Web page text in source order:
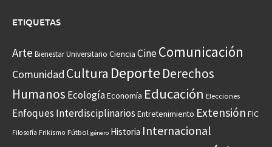
ETIQUETAS
Arte Bienestar Universitario Ciencia CineComunicación
Comunidad Cultura Deporte Derechos
Humanos EcologíaEconomía Educación Elecciones
Enfoques Interdisciplinarios Entretenimiento Extensión FIC
Filosofía Frikismo Fútbol género Historia Internacional